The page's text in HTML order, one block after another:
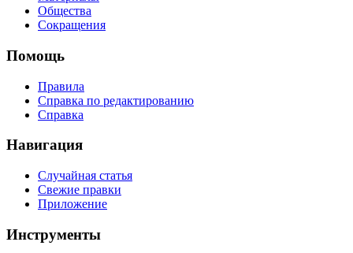
Общества
Сокращения
Помощь
Правила
Справка по редактированию
Справка
Навигация
Случайная статья
Свежие правки
Приложение
Инструменты